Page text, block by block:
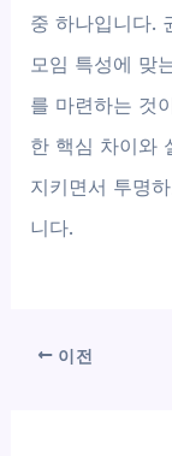
중 하나입니다.
모임 특성에 맞
를 마련하는 것
한 핵심 차이와
지키면서 투명
니다.
이전